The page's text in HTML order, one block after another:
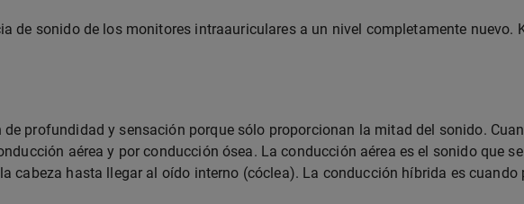
de sonido de los monitores intraauriculares a un nivel completamente nuevo.
profundidad y sensación porque sólo proporcionan la mitad del sonido.
aérea y por conducción ósea. La conducción aérea es el sonido que
cabeza hasta llegar al oído interno (cóclea). La conducción híbrida es